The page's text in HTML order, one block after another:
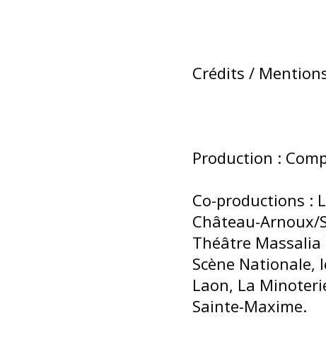
Crédits /
Production :
Co-productions :
Château-Arnoux/
Théâtre Massalia
Scène Nationale,
Laon, La
Sainte-Maxime.